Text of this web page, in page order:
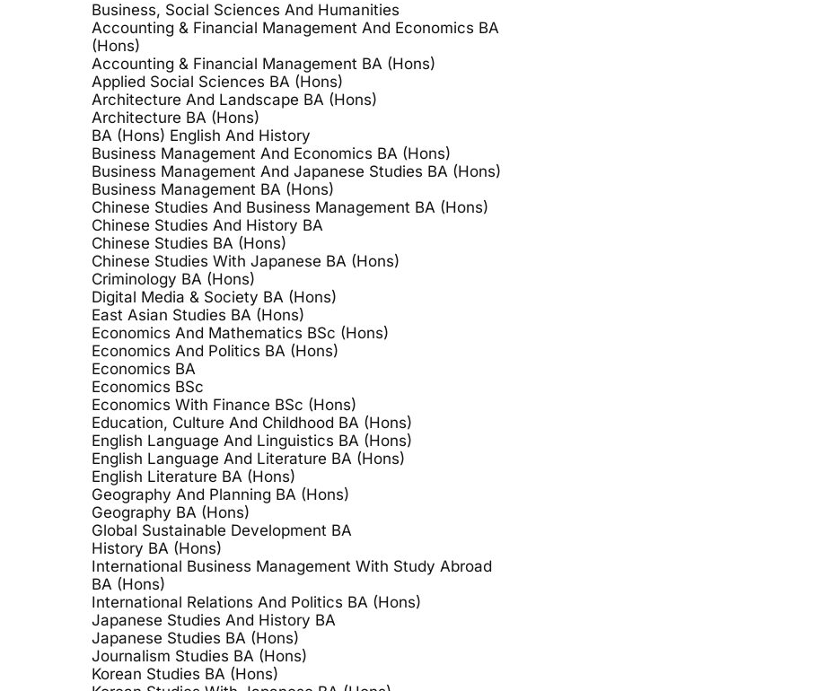
Business, Social Sciences And Humanities
Accounting & Financial Management And Economics BA
(Hons)
Accounting & Financial Management BA (Hons)
Applied Social Sciences BA (Hons)
Architecture And Landscape BA (Hons)
Architecture BA (Hons)
BA (Hons) English And History
Business Management And Economics BA (Hons)
Business Management And Japanese Studies BA (Hons)
Business Management BA (Hons)
Chinese Studies And Business Management BA (Hons)
Chinese Studies And History BA
Chinese Studies BA (Hons)
Chinese Studies With Japanese BA (Hons)
Criminology BA (Hons)
Digital Media & Society BA (Hons)
East Asian Studies BA (Hons)
Economics And Mathematics BSc (Hons)
Economics And Politics BA (Hons)
Economics BA
Economics BSc
Economics With Finance BSc (Hons)
Education, Culture And Childhood BA (Hons)
English Language And Linguistics BA (Hons)
English Language And Literature BA (Hons)
English Literature BA (Hons)
Geography And Planning BA (Hons)
Geography BA (Hons)
Global Sustainable Development BA
History BA (Hons)
International Business Management With Study Abroad
BA (Hons)
International Relations And Politics BA (Hons)
Japanese Studies And History BA
Japanese Studies BA (Hons)
Journalism Studies BA (Hons)
Korean Studies BA (Hons)